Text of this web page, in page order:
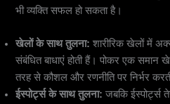
भी व्यक्ति सफल हो सकता है।
खेलों के साथ तुलना:शारीरिक खेलों में
संबंधित बाधाएं होती हैं। पोकर एक समान
तरह से कौशल और रणनीति पर निर्भर
ईस्पोर्ट्स के साथ तुलना:जबकि ईस्पोर्ट्स